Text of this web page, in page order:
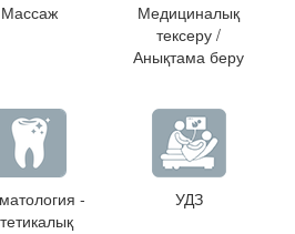
Массаж
Медициналық
тексеру /
Анықтама беру
-
УДЗ